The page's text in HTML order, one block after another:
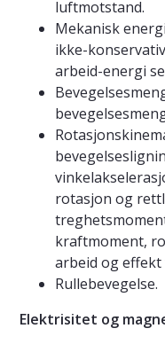
luftmotstand.
Mekanisk
ikke-
arbeid-energi
rotasjon og
kraftmoment,
arbeid og effekt
Rullebevegelse.
Elektrisitet og